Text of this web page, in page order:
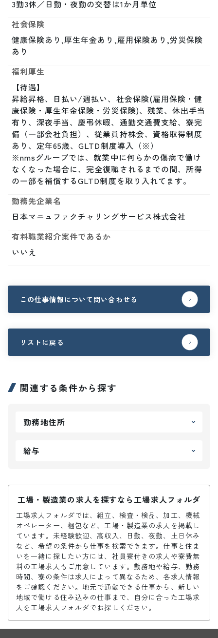
3勤3休／日勤・夜勤の交替は1か月単位
社会保険
健康保険あり,厚生年金あり,雇用保険あり,労災保険
あり
福利厚生
【待遇】
昇給昇格、日払い/週払い、社会保険(雇用保険・健
康保険・厚生年金保険・労災保険)、残業、休出手当
有り、深夜手当、慶弔休暇、通勤交通費支給、寮完
備（一部会社負担）、従業員持株会、資格取得制度
あり、定年65歳、GLTD制度導入（※）
※nmsグループでは、就業中に何らかの傷病で働け
なくなった場合に、完全復職されるまでの間、所得
の一部を補償するGLTD制度を取り入れてます。
勤務先企業名
日本マニュファクチャリングサービス株式会社
有料職業紹介案件であるか
いいえ
この仕事情報について問い合わせる
リストに戻る
関連する条件から探す
勤務地住所
給与
工場・製造業の求人を探すなら工場求人フォルダ
工場求人フォルダでは、組立、検査・検品、加工、機械
オペレーター、梱包など、工場・製造業の求人を掲載し
ています。未経験歓迎、高収入、日勤、夜勤、土日休み
など、希望の条件から仕事を検索できます。仕事と住ま
いを一緒に探したい方には、社員寮付きの求人や寮費無
料の工場求人もご用意しています。勤務地や給与、勤務
時間、寮の条件は求人によって異なるため、各求人情報
をご確認ください。地元で通勤できる仕事から、新しい
地域で働ける住み込みの仕事まで、自分に合った工場求
人を工場求人フォルダでお探しください。